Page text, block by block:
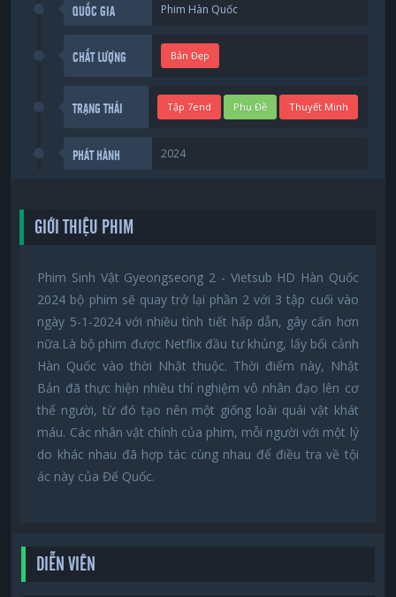
QUỐC GIA Phim Hàn Quốc
CHẤT LƯỢNG Bản Đẹp
TRẠNG THÁI Tập 7end Phụ Đề Thuyết Minh
PHÁT HÀNH 2024
GIỚI THIỆU PHIM
Phim Sinh Vật Gyeongseong 2 - Vietsub HD Hàn Quốc
2024 bộ phim sẽ quay trở lại phần 2 với 3 tập cuối vào
ngày 5-1-2024 với nhiều tình tiết hấp dẫn, gây cấn hơn
nữa.Là bộ phim được Netflix đầu tư khủng, lấy bối cảnh
Hàn Quốc vào thời Nhật thuộc. Thời điểm này, Nhật
Bản đã thực hiện nhiều thí nghiệm vô nhân đạo lên cơ
thể người, từ đó tạo nên một giống loài quái vật khát
máu. Các nhân vật chính của phim, mỗi người với một lý
do khác nhau đã hợp tác cùng nhau để điều tra về tội
ác này của Đế Quốc.
DIỄN VIÊN